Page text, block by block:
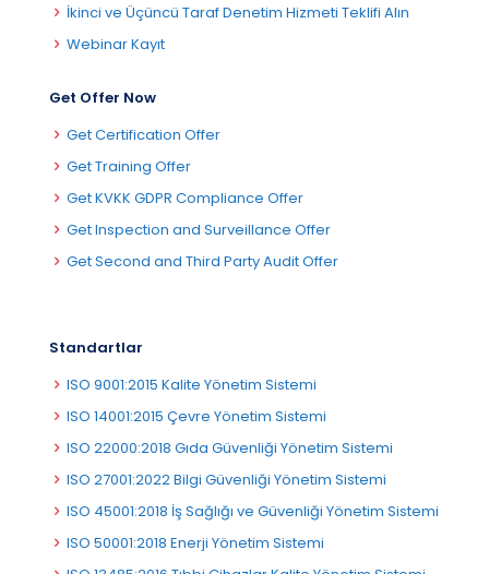
İkinci ve Üçüncü Taraf Denetim Hizmeti Teklifi Alın
Webinar Kayıt
Get Offer Now
Get Certification Offer
Get Training Offer
Get KVKK GDPR Compliance Offer
Get Inspection and Surveillance Offer
Get Second and Third Party Audit Offer
Standartlar
ISO 9001:2015 Kalite Yönetim Sistemi
ISO 14001:2015 Çevre Yönetim Sistemi
ISO 22000:2018 Gıda Güvenliği Yönetim Sistemi
ISO 27001:2022 Bilgi Güvenliği Yönetim Sistemi
ISO 45001:2018 İş Sağlığı ve Güvenliği Yönetim Sistemi
ISO 50001:2018 Enerji Yönetim Sistemi